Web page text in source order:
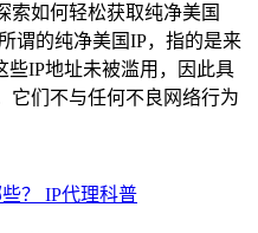
索如何轻松获取纯净美国
谓的纯净美国IP，指的是来
些IP地址未被滥用，因此具
它们不与任何不良网络行为
IP代理科普